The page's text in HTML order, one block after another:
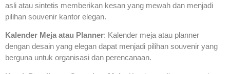
asli atau sintetis memberikan kesan yang mewah dan menjadi
pilihan souvenir kantor elegan.
Kalender Meja atau Planner: Kalender meja atau planner
dengan desain yang elegan dapat menjadi pilihan souvenir yang
berguna untuk organisasi dan perencanaan.